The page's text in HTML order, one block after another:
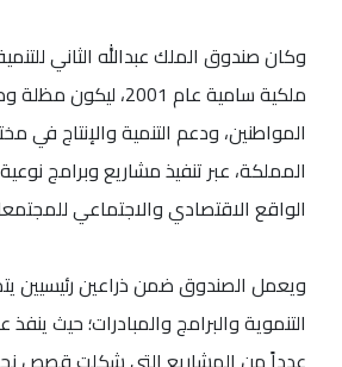
وكان صندوق الملك عبدالله الثاني
ملكية سامية عام 2001،
المواطنين، ودعم التنمية والإنتاج في
المملكة، عبر تنفيذ مشاريع وبرامج
الواقع الاقتصادي والاجتماعي
ويعمل الصندوق ضمن ذراعين رئيسيين
التنموية والبرامج والمبادرات؛ حيث ينفذ